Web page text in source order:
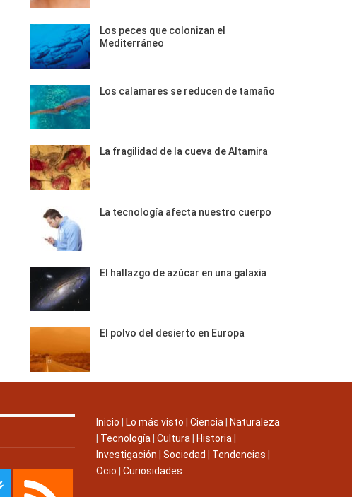
Los peces que colonizan el
Mediterráneo
Los calamares se reducen de tamaño
La fragilidad de la cueva de Altamira
La tecnología afecta nuestro cuerpo
El hallazgo de azúcar en una galaxia
El polvo del desierto en Europa
Inicio Lo más visto Ciencia
Naturaleza
Tecnología Cultura Historia
Investigación
Sociedad Tendencias
Ocio
Curiosidades